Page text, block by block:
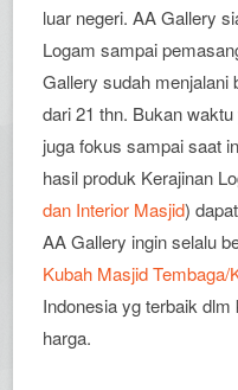
luar negeri. AA Gallery
Logam sampai
Gallery sudah menjalani
dari 21 thn. Bukan
juga fokus sampai saat
hasil produk Kerajinan
dan Interior Masjid)
AA Gallery ingin selalu
Kubah Masjid
Indonesia yg terbaik
harga.